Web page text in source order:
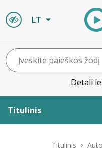
LT
Detali
Titulinis
Titulinis